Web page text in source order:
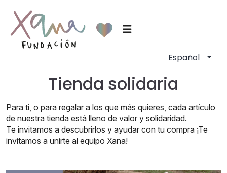
Tienda solidaria
Para ti, o para regalar a los que más quieres, cada artículo
de nuestra tienda está lleno de valor y solidaridad.
Te invitamos a descubrirlos y ayudar con tu compra ¡Te
invitamos a unirte al equipo Xana!